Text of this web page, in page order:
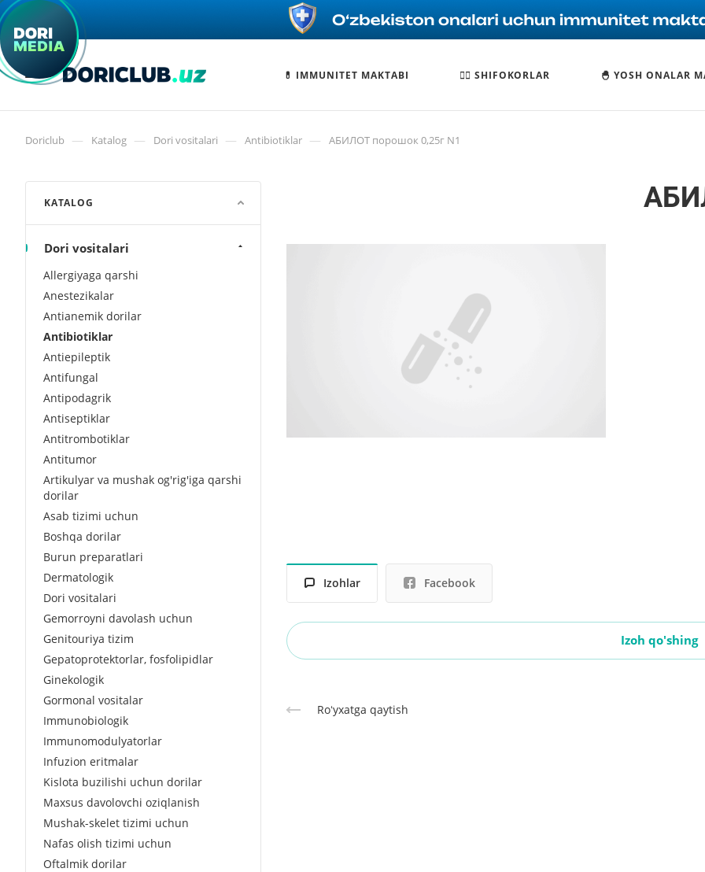
💊 IMMUNITET MAKTABI 🧑‍⚕️ SHIFOKORLAR 🐣 YOSH ONALAR
Doriclub — Katalog — Dori vositalari — Antibiotiklar — АБИЛОТ порошок 0,25г N1
Izohlar Facebook
Izoh qo'shing
Roʻyxatga qaytish
KATALOG
Dori vositalari
Allergiyaga qarshi
Anestezikalar
Antianemik dorilar
Antibiotiklar
Antiepileptik
Antifungal
Antipodagrik
Antiseptiklar
Antitrombotiklar
Antitumor
Artikulyar va mushak og'rig'iga qarshi
dorilar
Asab tizimi uchun
Boshqa dorilar
Burun preparatlari
Dermatologik
Dori vositalari
Gemorroyni davolash uchun
Genitouriya tizim
Gepatoprotektorlar, fosfolipidlar
Ginekologik
Gormonal vositalar
Immunobiologik
Immunomodulyatorlar
Infuzion eritmalar
Kislota buzilishi uchun dorilar
Maxsus davolovchi oziqlanish
Mushak-skelet tizimi uchun
Nafas olish tizimi uchun
Oftalmik dorilar